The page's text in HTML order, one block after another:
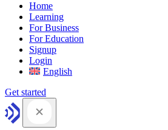
Home
Learning
For Business
For Education
Signup
Login
English
Get started